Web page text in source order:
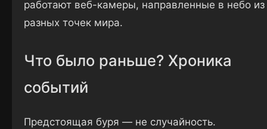
работают веб-камеры, направленные в небо из
разных точек мира.
Что было раньше? Хроника
событий
Предстоящая буря — не случайность.